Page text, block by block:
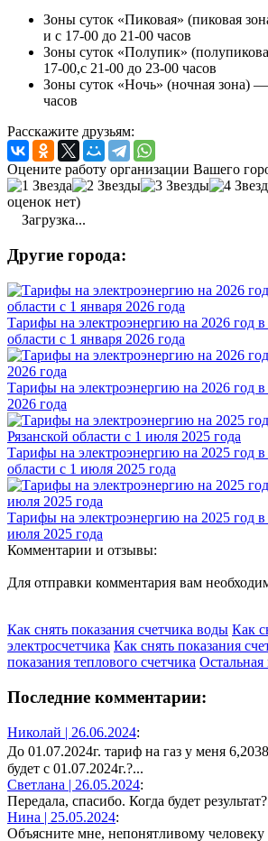
Зоны суток «Пиковая» (пиковая
и с 17-00 до 21-00 часов
Зоны суток «Полупик»
17-00,с 21-00 до 23-00 часов
Зоны суток «Ночь» (ночная зона)
часов
Расскажите друзьям:
Оцените работу организации Вашего
оценок нет)
Загрузка...
Другие города:
Тарифы на электроэнергию на 2026 год
области с 1 января 2026 года
Тарифы на электроэнергию на 2026 год
2026 года
Тарифы на электроэнергию на 2025 год в
области с 1 июля 2025 года
Тарифы на электроэнергию на 2025 год
июля 2025 года
Комментарии и отзывы:
Для отправки комментария вам
Как снять показания счетчика воды Как
электросчетчика Как снять показания
показания теплового счетчика
Последние комментарии:
Николай | 26.06.2024:
До 01.07.2024г. тариф на газ у меня
будет с 01.07.2024г.?...
Светлана | 26.05.2024:
Передала, спасибо. Когда будет
Нина | 25.05.2024:
Объясните мне, непонятливому